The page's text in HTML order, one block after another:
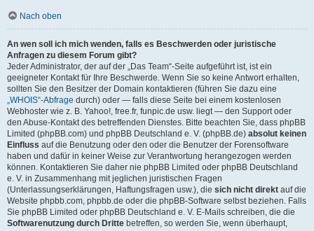
Nach oben
An wen soll ich mich wenden, falls es Beschwerden oder juristische
Anfragen zu diesem Forum gibt?
Jeder Administrator, der auf der „Das Team“-Seite aufgeführt ist, ist ein
geeigneter Kontakt für Ihre Beschwerde. Wenn Sie so keine Antwort erhalten,
sollten Sie den Besitzer der Domain kontaktieren (führen Sie dazu eine
„WHOIS“-Abfrage durch) oder — falls diese Seite bei einem kostenlosen
Webhoster wie z. B. Yahoo!, free.fr, funpic.de usw. liegt — den Support oder
den Abuse-Kontakt des betreffenden Dienstes. Bitte beachten Sie, dass phpBB
Limited (phpBB.com) und phpBB Deutschland e. V. (phpBB.de) absolut keinen
Einfluss auf die Benutzung oder den oder die Benutzer der Forensoftware
haben und dafür in keiner Weise zur Verantwortung herangezogen werden
können. Kontaktieren Sie daher nie phpBB Limited oder phpBB Deutschland
e. V. in Zusammenhang mit jeglichen juristischen Fragen
(Unterlassungserklärungen, Haftungsfragen usw.), die sich nicht direkt auf die
Website phpbb.com, phpbb.de oder die phpBB-Software selbst beziehen. Falls
Sie phpBB Limited oder phpBB Deutschland e. V. E-Mails schreiben, die die
Softwarenutzung durch Dritte betreffen, so werden Sie, wenn überhaupt,